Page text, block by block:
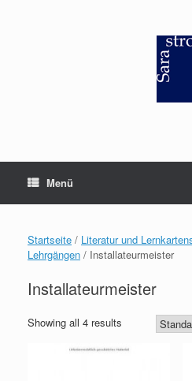
Menü
Startseite / Literatur und
Lehrgängen / Installateurmeister
Installateurmeister
Showing all 4 results